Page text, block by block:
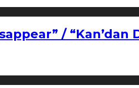
/ “Kan’dan